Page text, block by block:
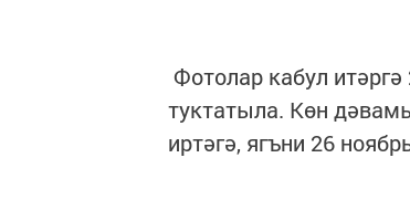
Фотолар кабул
туктатыла. Көн
иртәгә, ягъни 26